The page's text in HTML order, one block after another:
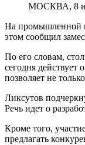
МОСКВА, 8
На промышленной
этом сообщил
По его словам,
сегодня
позволяет не
Ликсутов
Речь идет о
Кроме того,
предлагать